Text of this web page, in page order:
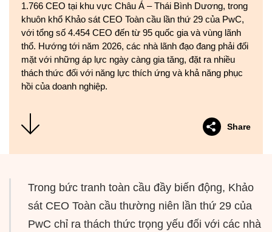
1.766 CEO tại khu vực Châu Á – Thái Bình Dương, trong
khuôn khổ Khảo sát CEO Toàn cầu lần thứ 29 của PwC,
với tổng số 4.454 CEO đến từ 95 quốc gia và vùng lãnh
thổ. Hướng tới năm 2026, các nhà lãnh đạo đang phải đối
mặt với những áp lực ngày càng gia tăng, đặt ra nhiều
thách thức đối với năng lực thích ứng và khả năng phục
hồi của doanh nghiệp.
Share
Trong bức tranh toàn cầu đầy biến động, Khảo
sát CEO Toàn cầu thường niên lần thứ 29 của
PwC chỉ ra thách thức trọng yếu đối với các nhà